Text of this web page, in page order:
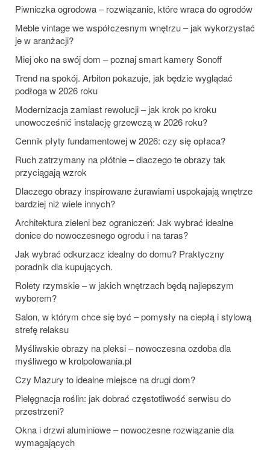
Piwniczka ogrodowa – rozwiązanie, które wraca do ogrodów
Meble vintage we współczesnym wnętrzu – jak wykorzystać
je w aranżacji?
Miej oko na swój dom – poznaj smart kamery Sonoff
Trend na spokój. Arbiton pokazuje, jak będzie wyglądać
podłoga w 2026 roku
Modernizacja zamiast rewolucji – jak krok po kroku
unowocześnić instalację grzewczą w 2026 roku?
Cennik płyty fundamentowej w 2026: czy się opłaca?
Ruch zatrzymany na płótnie – dlaczego te obrazy tak
przyciągają wzrok
Dlaczego obrazy inspirowane żurawiami uspokajają wnętrze
bardziej niż wiele innych?
Architektura zieleni bez ograniczeń: Jak wybrać idealne
donice do nowoczesnego ogrodu i na taras?
Jak wybrać odkurzacz idealny do domu? Praktyczny
poradnik dla kupujących.
Rolety rzymskie – w jakich wnętrzach będą najlepszym
wyborem?
Salon, w którym chce się być – pomysły na ciepłą i stylową
strefę relaksu
Myśliwskie obrazy na pleksi – nowoczesna ozdoba dla
myśliwego w krolpolowania.pl
Czy Mazury to idealne miejsce na drugi dom?
Pielęgnacja roślin: jak dobrać częstotliwość serwisu do
przestrzeni?
Okna i drzwi aluminiowe – nowoczesne rozwiązanie dla
wymagających